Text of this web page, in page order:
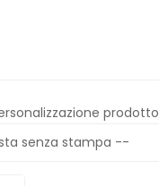
prodotto